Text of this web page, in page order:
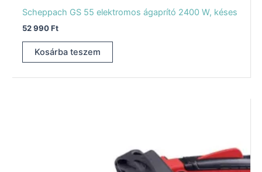
Scheppach GS 55 elektromos ágaprító 2400 W, késes
52 990Ft
Kosárba teszem